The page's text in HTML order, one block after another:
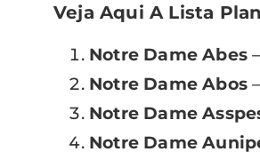
Veja Aqui A Lista
Notre Dame Abes
Notre Dame Abos
Notre Dame
Notre Dame